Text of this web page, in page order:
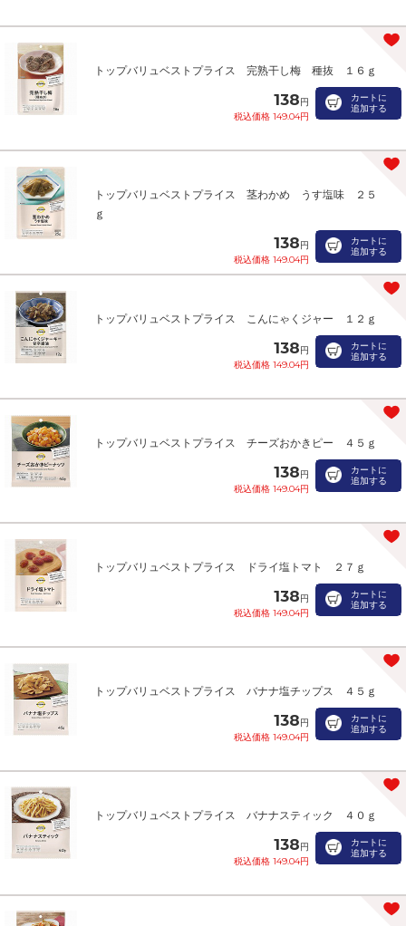
トップバリュベストプライス 完熟干し梅 種抜 １６ｇ
138円
税込価格 149.04円
カートに
追加する
トップバリュベストプライス 茎わかめ うす塩味 ２５
ｇ
138円
税込価格 149.04円
カートに
追加する
トップバリュベストプライス こんにゃくジャー １２ｇ
138円
税込価格 149.04円
カートに
追加する
トップバリュベストプライス チーズおかきピー ４５ｇ
138円
税込価格 149.04円
カートに
追加する
トップバリュベストプライス ドライ塩トマト ２７ｇ
138円
税込価格 149.04円
カートに
追加する
トップバリュベストプライス バナナ塩チップス ４５ｇ
138円
税込価格 149.04円
カートに
追加する
トップバリュベストプライス バナナスティック ４０ｇ
138円
税込価格 149.04円
カートに
追加する